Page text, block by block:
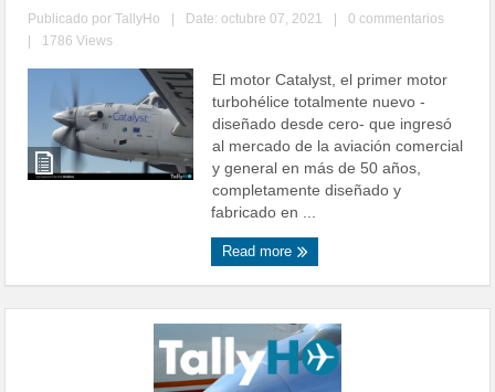
Publicado porTallyHo Date: octubre 07, 2021
0 commentarios
1786 Views
El motor Catalyst, el primer motor
turbohélice totalmente nuevo -
diseñado desde cero- que ingresó
al mercado de la aviación comercial
y general en más de 50 años,
completamente diseñado y
fabricado en ...
Read more